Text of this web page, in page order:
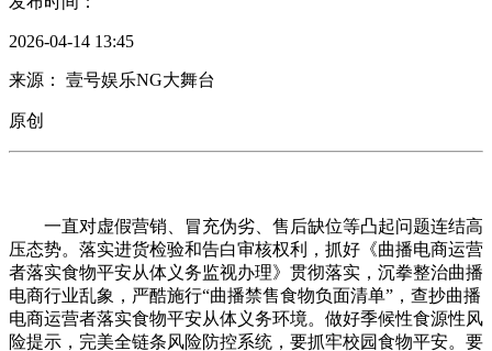
2026-04-14 13:45
来源： 壹号娱乐NG大舞台
原创
一直对虚假营销、冒充伪劣、售后缺位等凸起问题连结高
压态势。落实进货检验和告白审核权利，抓好《曲播电商运营
者落实食物平安从体义务监视办理》贯彻落实，沉拳整治曲播
电商行业乱象，严酷施行“曲播禁售食物负面清单”，查抄曲播
电商运营者落实食物平安从体义务环境。做好季候性食源性风
险提示，完美全链条风险防控系统，要抓牢校园食物平安。要